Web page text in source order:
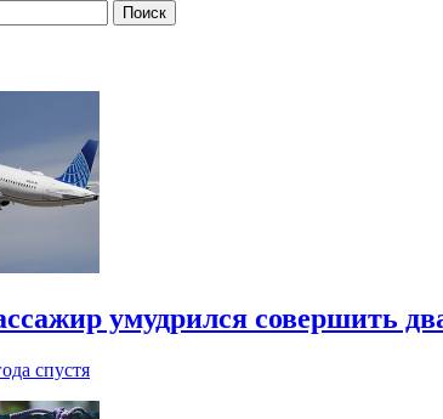
умудрился совершить
спустя